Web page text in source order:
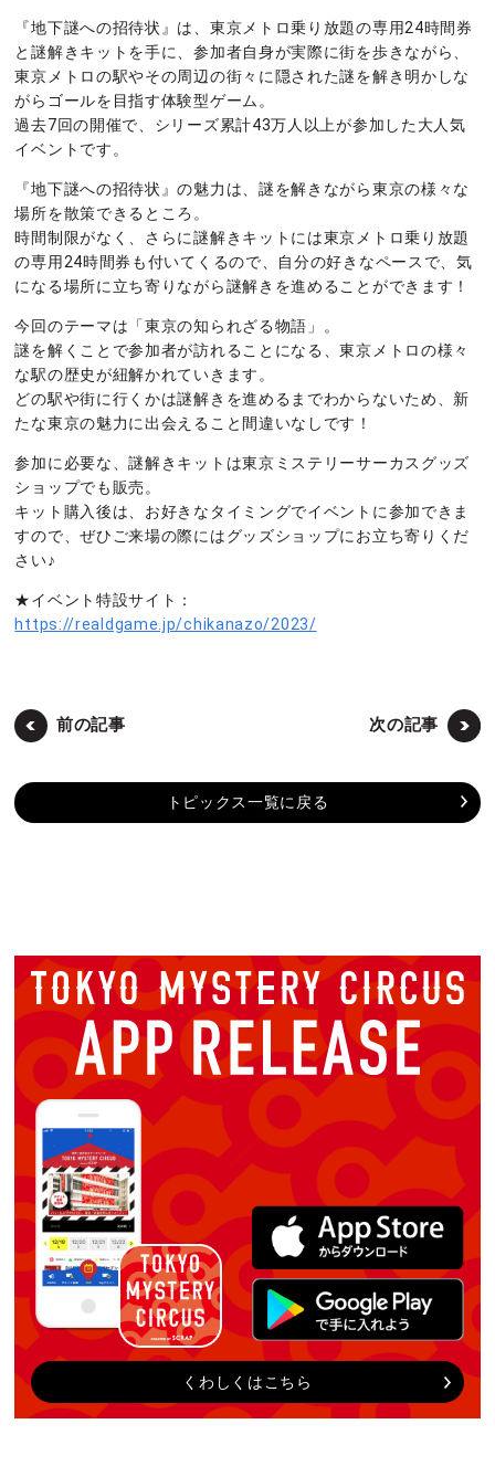
『地下謎への招待状』は、東京メトロ乗り放題の専用24時間券
と謎解きキットを手に、参加者自身が実際に街を歩きながら、
東京メトロの駅やその周辺の街々に隠された謎を解き明かしな
がらゴールを目指す体験型ゲーム。
過去7回の開催で、シリーズ累計43万人以上が参加した大人気
イベントです。
『地下謎への招待状』の魅力は、謎を解きながら東京の様々な
場所を散策できるところ。
時間制限がなく、さらに謎解きキットには東京メトロ乗り放題
の専用24時間券も付いてくるので、自分の好きなペースで、気
になる場所に立ち寄りながら謎解きを進めることができます！
今回のテーマは「東京の知られざる物語」。
謎を解くことで参加者が訪れることになる、東京メトロの様々
な駅の歴史が紐解かれていきます。
どの駅や街に行くかは謎解きを進めるまでわからないため、新
たな東京の魅力に出会えること間違いなしです！
参加に必要な、謎解きキットは東京ミステリーサーカスグッズ
ショップでも販売。
キット購入後は、お好きなタイミングでイベントに参加できま
すので、ぜひご来場の際にはグッズショップにお立ち寄りくだ
さい♪
★イベント特設サイト：
https://realdgame.jp/chikanazo/2023/
前の記事 次の記事
トピックス一覧に戻る
くわしくはこちら